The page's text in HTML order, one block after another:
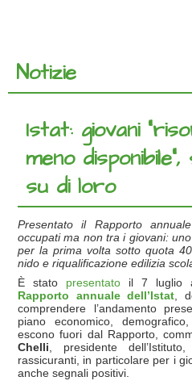
Notizie
Istat: giovani
meno
su di loro
Presentato il Rapporto
occupati ma non tra i giovani:
per la prima volta sotto quota
nido e riqualificazione edilizia
È stato presentato il 7 luglio
Rapporto annuale dell’Istat ,
comprendere l’andamento
piano economico,
escono fuori dal Rapporto,
Chelli , presidente
rassicuranti, in particolare per i
anche segnali positivi.